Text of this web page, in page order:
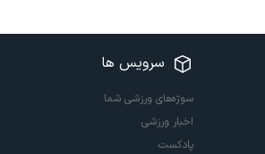
سرویس ها
سوژه‌های ورزشی شما
اخبار ورزشی
پادکست